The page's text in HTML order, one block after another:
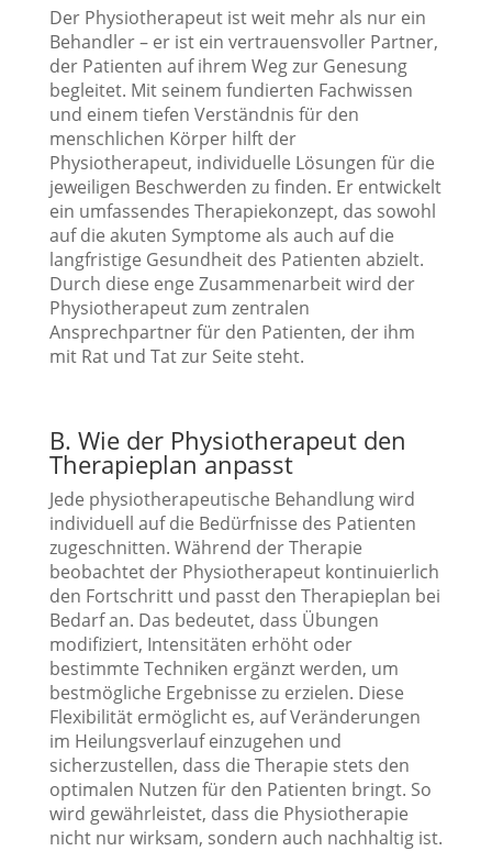
Der Physiotherapeut ist weit mehr als nur ein
Behandler – er ist ein vertrauensvoller Partner,
der Patienten auf ihrem Weg zur Genesung
begleitet. Mit seinem fundierten Fachwissen
und einem tiefen Verständnis für den
menschlichen Körper hilft der
Physiotherapeut, individuelle Lösungen für die
jeweiligen Beschwerden zu finden. Er entwickelt
ein umfassendes Therapiekonzept, das sowohl
auf die akuten Symptome als auch auf die
langfristige Gesundheit des Patienten abzielt.
Durch diese enge Zusammenarbeit wird der
Physiotherapeut zum zentralen
Ansprechpartner für den Patienten, der ihm
mit Rat und Tat zur Seite steht.
B. Wie der Physiotherapeut den
Therapieplan anpasst
Jede physiotherapeutische Behandlung wird
individuell auf die Bedürfnisse des Patienten
zugeschnitten. Während der Therapie
beobachtet der Physiotherapeut kontinuierlich
den Fortschritt und passt den Therapieplan bei
Bedarf an. Das bedeutet, dass Übungen
modifiziert, Intensitäten erhöht oder
bestimmte Techniken ergänzt werden, um
bestmögliche Ergebnisse zu erzielen. Diese
Flexibilität ermöglicht es, auf Veränderungen
im Heilungsverlauf einzugehen und
sicherzustellen, dass die Therapie stets den
optimalen Nutzen für den Patienten bringt. So
wird gewährleistet, dass die Physiotherapie
nicht nur wirksam, sondern auch nachhaltig ist.